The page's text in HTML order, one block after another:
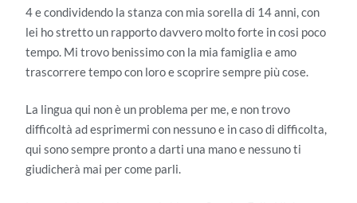
4 e condividendo la stanza con mia sorella di 14 anni, con
lei ho stretto un rapporto davvero molto forte in cosi poco
tempo. Mi trovo benissimo con la mia famiglia e amo
trascorrere tempo con loro e scoprire sempre più cose.
La lingua qui non è un problema per me, e non trovo
difficoltà ad esprimermi con nessuno e in caso di difficolta,
qui sono sempre pronto a darti una mano e nessuno ti
giudicherà mai per come parli.